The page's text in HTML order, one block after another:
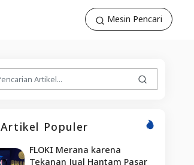
Mesin Pencari
Artikel Populer
FLOKI Merana karena
Tekanan Jual Hantam Pasar